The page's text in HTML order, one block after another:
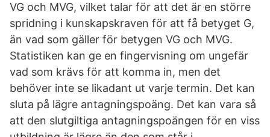
VG och MVG, vilket talar för att det är en större
spridning i kunskapskraven för att få betyget G,
än vad som gäller för betygen VG och MVG.
Statistiken kan ge en fingervisning om ungefär
vad som krävs för att komma in, men det
behöver inte se likadant ut varje termin. Det kan
sluta på lägre antagningspoäng. Det kan vara så
att den slutgiltiga antagningspoängen för en viss